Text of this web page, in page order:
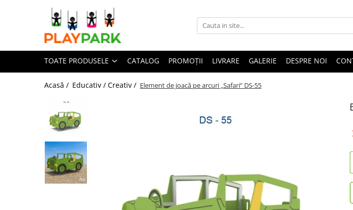
Toate Produsele
Complexe de Joacă
WOOD (pentru casă și grădină)
Complexe de joacă Interior
Sport - Fitness
Aparate fitness exterior
TOATE PRODUSELE CATALOG PROMOȚII LIVRARE GALERIE DESPRE NOI
Acasă / Educativ / Creativ / Element de joacă pe arcuri „Safari” DS-55